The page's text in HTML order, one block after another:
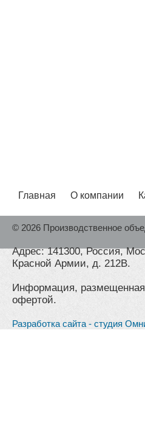
Главная О компании
© 2026 Производственное
Адрес: 141300, Россия,
Красной Армии, д. 212В.
Информация, размещенная
офертой.
Разработка сайта - студия